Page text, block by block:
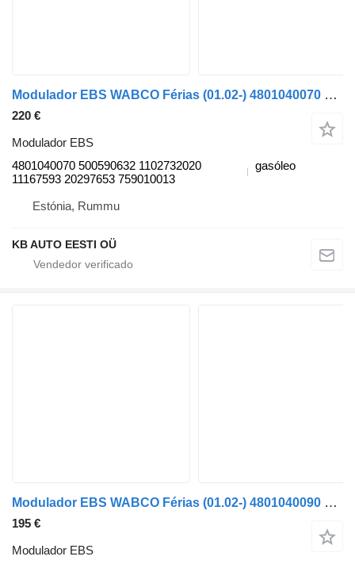
Modulador EBS WABCO Férias (01.02-) 4801040070 para autocarro Solaris Urbino, Alpino, Vacanza (1999-)
220 €
Modulador EBS
4801040070 500590632 1102732020
11167593 20297653 759010013
gasóleo
Estónia, Rummu
KB AUTO EESTI OÜ
Modulador EBS WABCO Férias (01.02-) 4801040090 para autocarro Solaris Urbino, Alpino, Vacanza (1999-)
195 €
Modulador EBS